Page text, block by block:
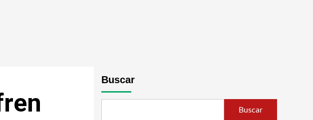
Buscar
Buscar